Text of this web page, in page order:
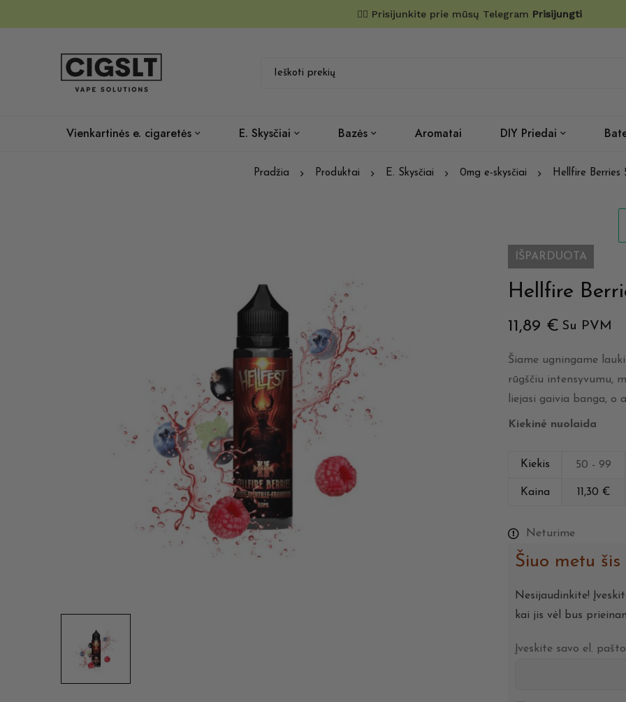
✌🏼 Prisijunkite prie mūsų Telegram Prisijungti
Vienkartinės e. cigaretės E. Skysčiai Bazės Aromatai DIY Priedai
Pradžia Produktai E. Skysčiai 0mg e-skysčiai Hellfire Berries
IŠPARDUOTA
Hellfire
11,89 € Su PVM
Šiame ugningame
rūgščiu intensyvumu,
liejasi gaivia banga, o
Kiekinė nuolaida
Kiekis 50 - 99
Kaina 11,30 €
Neturime
Šiuo metu
Nesijaudinkite!
kai jis vėl bus
Įveskite savo el.